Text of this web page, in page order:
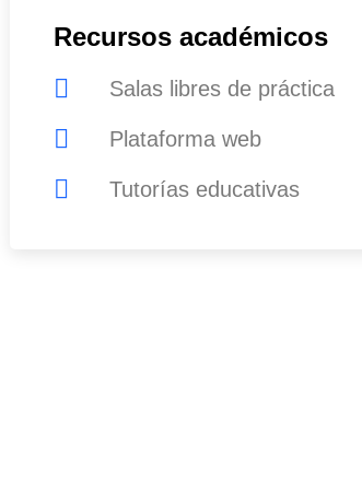
Recursos académicos
Salas libres de práctica
Plataforma web
Tutorías educativas